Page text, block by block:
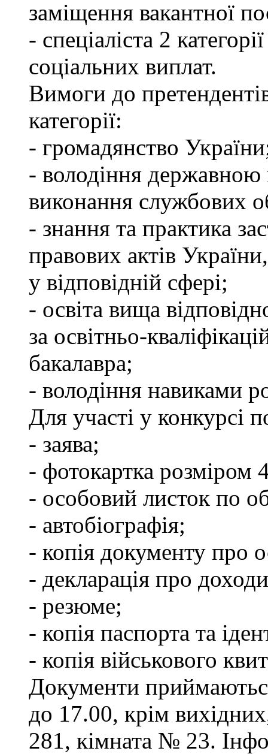
заміщення вакантної
- спеціаліста 2
соціальних виплат.
Вимоги до
категорії:
- громадянство
- володіння державною
виконання службових
- знання та практика
правових актів
у відповідній сфері;
- освіта вища
за освітньо-
бакалавра;
- володіння навиками
Для участі у конкурсі
- заява;
- фотокартка розміром
- особовий листок по
- автобіографія;
- копія документу про
- декларація про
- резюме;
- копія паспорта та
- копія військового
Документи
до 17.00, крім
281, кімната № 23.